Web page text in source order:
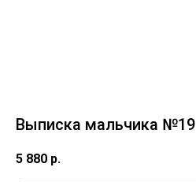
Выписка мальчика №19
5 880 р.